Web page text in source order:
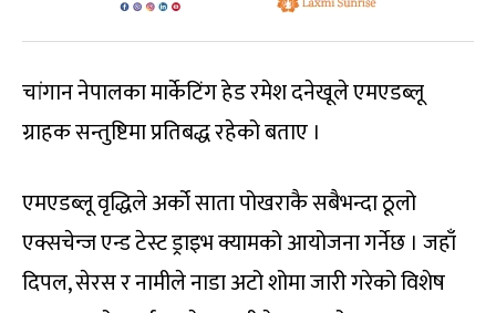
चांगान नेपालका मार्केटिंग हेड रमेश दनेखूले एमएडब्लू
ग्राहक सन्तुष्टिमा प्रतिबद्ध रहेको बताए ।
एमएडब्लू वृद्धिले अर्को साता पोखराकै सबैभन्दा ठूलो
एक्सचेन्ज एन्ड टेस्ट ड्राइभ क्यामको आयोजना गर्नेछ । जहाँ
दिपल, सेरस र नामीले नाडा अटो शोमा जारी गरेको विशेष